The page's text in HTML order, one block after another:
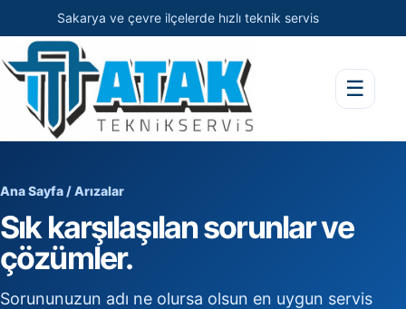
Sakarya ve çevre ilçelerde hızlı teknik servis
☰
Ana Sayfa / Arızalar
Sık karşılaşılan sorunlar ve
çözümler.
Sorununuzun adı ne olursa olsun en uygun servis